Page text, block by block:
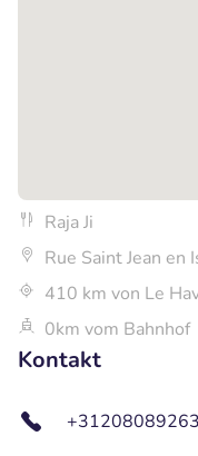
Raja Ji
Rue Saint Jean
410 km von Le
0km vom Bahnhof
Kontakt
+31208089263